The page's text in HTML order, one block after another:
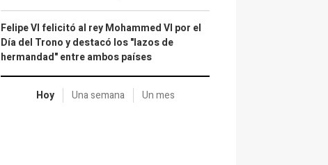
Felipe VI felicitó al rey Mohammed VI por el
Día del Trono y destacó los "lazos de
hermandad" entre ambos países
Hoy Una semana Un mes